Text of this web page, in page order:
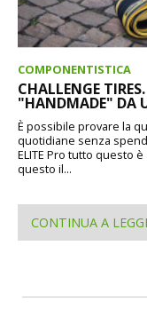
COMPONENTISTICA
CHALLENGE
"HANDMADE" DA
È possibile provare la
quotidiane senza
ELITE Pro tutto questo
questo il...
CONTINUA A